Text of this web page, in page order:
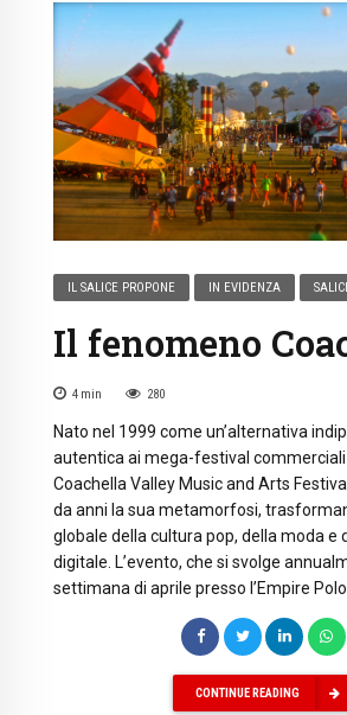
IL SALICE PROPONE IN EVIDENZA
Il fenomeno
4 min 280
Nato nel 1999 come un’alternativa
autentica ai mega-festival commerciali
Coachella Valley Music and Arts
da anni la sua metamorfosi,
globale della cultura pop, della moda e
digitale. L’evento, che si svolge
settimana di aprile presso l’Empire
CONTINUE READING